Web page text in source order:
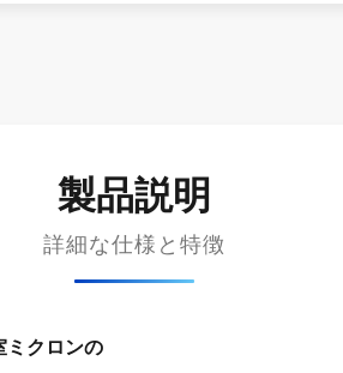
製品説明
詳細な仕様と特徴
ミクロンの